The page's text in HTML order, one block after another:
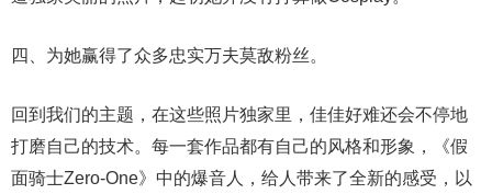
四、为她赢得了众多忠实万夫莫敌粉丝。
回到我们的主题，在这些照片独家里，佳佳好难还会不停地
打磨自己的技术。每一套作品都有自己的风格和形象，《假
面骑士Zero-One》中的爆音人，给人带来了全新的感受，以